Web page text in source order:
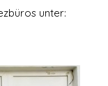
unter: